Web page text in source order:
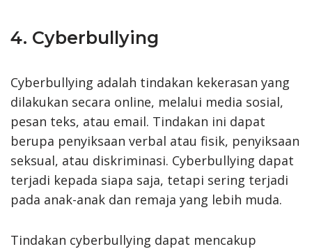
4. Cyberbullying
Cyberbullying adalah tindakan kekerasan yang
dilakukan secara online, melalui media sosial,
pesan teks, atau email. Tindakan ini dapat
berupa penyiksaan verbal atau fisik, penyiksaan
seksual, atau diskriminasi. Cyberbullying dapat
terjadi kepada siapa saja, tetapi sering terjadi
pada anak-anak dan remaja yang lebih muda.
Tindakan cyberbullying dapat mencakup